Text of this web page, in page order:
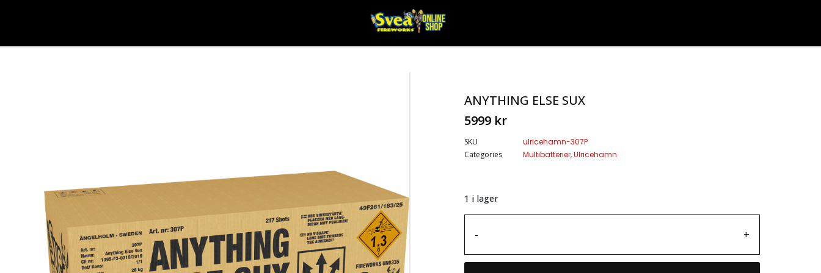
ANYTHING ELSE SUX
5999 kr
SKU
ulricehamn-307P
Categories
Multibatterier,Ulricehamn
1 i lager
- +